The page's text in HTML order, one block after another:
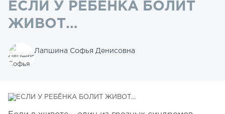
ЕСЛИ У РЕБЁНКА БОЛИТ
ЖИВОТ…
Лапшина Софья Денисовна